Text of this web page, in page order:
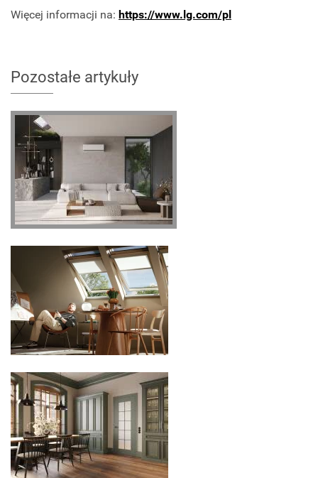
Więcej informacji na: https://www.lg.com/pl
Pozostałe artykuły